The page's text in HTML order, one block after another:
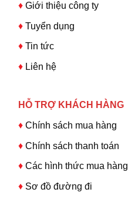
♦ Giới thiệu công ty
♦Tuyển dụng
♦ Tin tức
♦ Liên hệ
HỖ TRỢ KHÁCH HÀNG
♦Chính sách mua hàng
♦ Chính sách thanh toán
♦ Các hình thức mua hàng
♦ Sơ đồ đường đi